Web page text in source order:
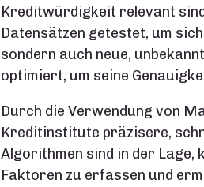
Kreditwürdigkeit relevant
Datensätzen getestet, um
sondern auch neue,
optimiert, um seine
Durch die Verwendung von
Kreditinstitute präzisere,
Algorithmen sind in der Lage,
Faktoren zu erfassen und